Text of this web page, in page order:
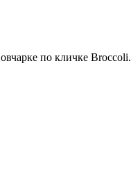
по кличке Broccoli.